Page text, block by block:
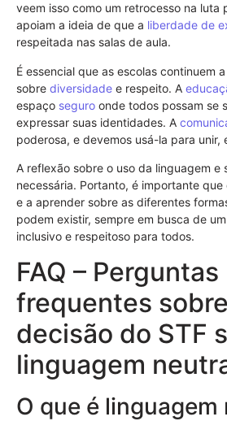
veem isso como um retrocesso na luta
apoiam a ideia de que a liberdade de
respeitada nas salas de aula.
É essencial que as escolas continuem
sobre diversidade e respeito. A
espaço seguro onde todos possam se
expressar suas identidades. A
poderosa, e devemos usá-la para unir,
A reflexão sobre o uso da linguagem e
necessária. Portanto, é importante
e a aprender sobre as diferentes
podem existir, sempre em busca de
inclusivo e respeitoso para todos.
FAQ – Perguntas
frequentes
decisão do STF
linguagem
O que é linguagem